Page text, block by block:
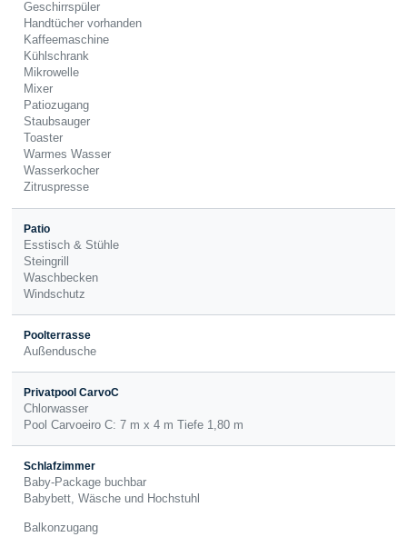
Geschirrspüler
Handtücher vorhanden
Kaffeemaschine
Kühlschrank
Mikrowelle
Mixer
Patiozugang
Staubsauger
Toaster
Warmes Wasser
Wasserkocher
Zitruspresse
Patio
Esstisch & Stühle
Steingrill
Waschbecken
Windschutz
Poolterrasse
Außendusche
Privatpool CarvoC
Chlorwasser
Pool Carvoeiro C: 7 m x 4 m Tiefe 1,80 m
Schlafzimmer
Baby-Package buchbar
Babybett, Wäsche und Hochstuhl
Balkonzugang